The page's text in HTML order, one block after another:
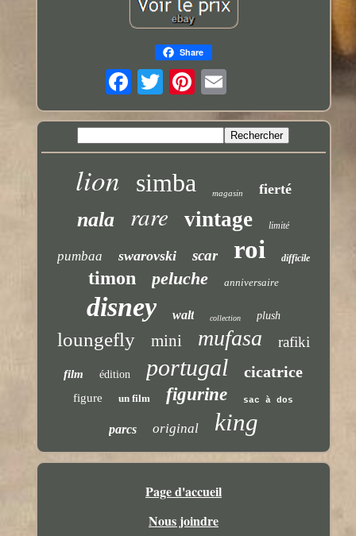
Share
lion simba magasin fierté
nala rare vintage limité
pumbaa swarovski scar roi difficile
timon peluche anniversaire
disney walt collection plush
loungefly mini mufasa rafiki
film édition portugal cicatrice
figure un film figurine sac à dos
parcs original king
Page d'accueil
Nous joindre